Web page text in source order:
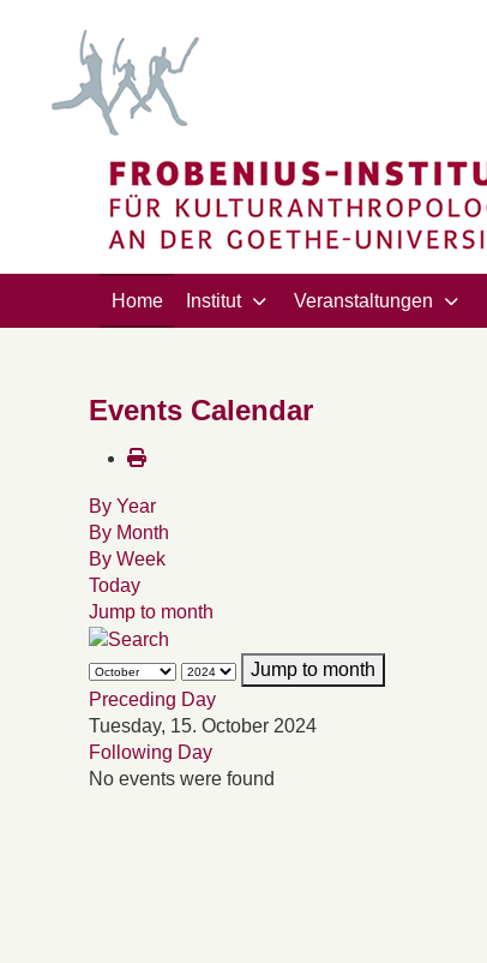
Home Institut Veranstaltungen
Events Calendar
By Year
By Month
By Week
Today
Jump to month
Jump to month
Preceding Day
Tuesday, 15. October 2024
Following Day
No events were found